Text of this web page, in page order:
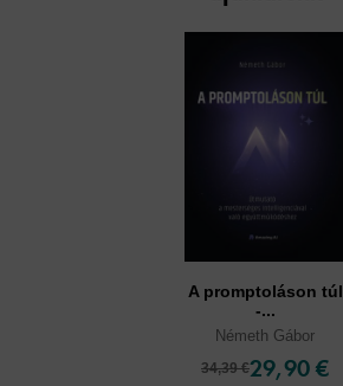
A promptoláson túl
-...
Németh Gábor
34,39 €29,90 €